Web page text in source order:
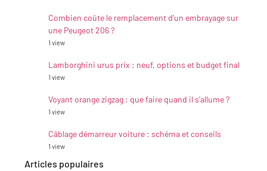
Combien coûte le remplacement d’un embrayage sur
une Peugeot 206 ?
1 view
Lamborghini urus prix : neuf, options et budget final
1 view
Voyant orange zigzag : que faire quand il s’allume ?
1 view
Câblage démarreur voiture : schéma et conseils
1 view
Articles populaires